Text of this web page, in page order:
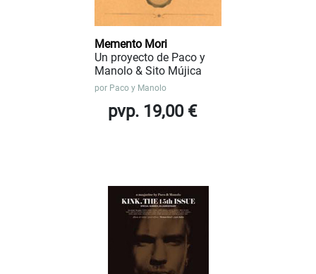
Memento Mori
Un proyecto de Paco y
Manolo & Sito Mújica
por Paco y Manolo
pvp. 19,00 €